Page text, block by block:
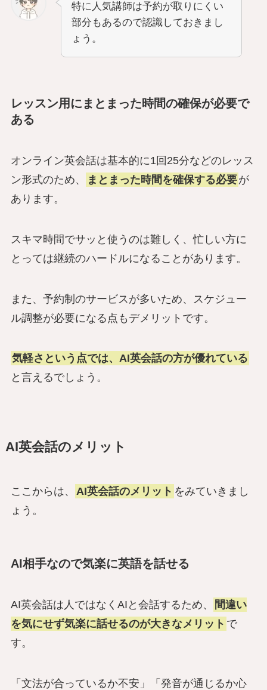
特に人気講師は予約が取りにくい
部分もあるので認識しておきまし
ょう。
レッスン用にまとまった時間の確保が必要で
ある
オンライン英会話は基本的に1回25分などのレッス
ン形式のため、
まとまった時間を確保する必要が
あります。
スキマ時間でサッと使うのは難しく、忙しい方に
とっては継続のハードルになることがあります。
また、予約制のサービスが多いため、スケジュー
ル調整が必要になる点もデメリットです。
気軽さという点では、AI英会話の方が優れている
と言えるでしょう。
AI英会話のメリット
ここからは、 AI英会話のメリット をみていきまし
ょう。
AI相手なので気楽に英語を話せる
AI英会話は人ではなくAIと会話するため、
間違い
を気にせず気楽に話せるのが大きなメリット で
す。
「文法が合っているか不安」「発音が通じるか心